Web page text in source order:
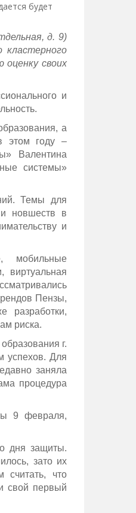
будет
д. 9)
кластерного
своих
и
а
этом году –
Валентина
системы»
Темы для
и новшеств в
и
мобильные
виртуальная
Пензы,
разработки,
риска.
г.
успехов. Для
заняла
процедура
9 февраля,
дня защиты.
зато их
считать, что
первый